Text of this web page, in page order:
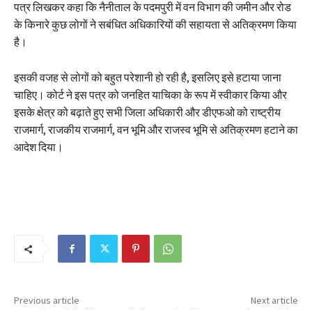
पत्र लिखकर कहा कि नैनीताल के पदमपुरी में वन विभाग की जमीन और रोड
के किनारे कुछ लोगों ने सबंधित अधिकारियों की सहायता से अतिक्रमण किया
है।
इसकी वजह से लोगों को बहुत परेशानी हो रही है, इसलिए इसे हटाया जाना
चाहिए। कोर्ट ने इस पत्र को जनहित याचिका के रूप में स्वीकार किया और
इसके क्षेत्र को बढ़ाते हुए सभी जिला अधिकारी और डीएफओ को राष्ट्रीय
राजमार्ग, राजकीय राजमार्ग, वन भूमि और राजस्व भूमि से अतिक्रमण हटाने का
आदेश दिया।
Previous article Next article